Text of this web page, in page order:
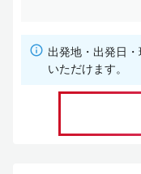
出発地・出発日
いただけます。